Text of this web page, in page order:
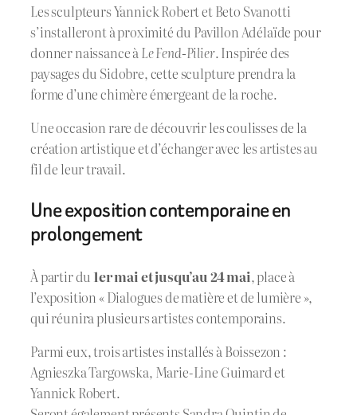
Les sculpteurs Yannick Robert et Beto Svanotti
s’installeront à proximité du Pavillon Adélaïde pour
donner naissance à Le Fend-Pilier. Inspirée des
paysages du Sidobre, cette sculpture prendra la
forme d’une chimère émergeant de la roche.
Une occasion rare de découvrir les coulisses de la
création artistique et d’échanger avec les artistes au
fil de leur travail.
Une exposition contemporaine en
prolongement
À partir du 1er mai et jusqu’au 24 mai, place à
l’exposition « Dialogues de matière et de lumière »,
qui réunira plusieurs artistes contemporains.
Parmi eux, trois artistes installés à Boissezon :
Agnieszka Targowska, Marie-Line Guimard et
Yannick Robert.